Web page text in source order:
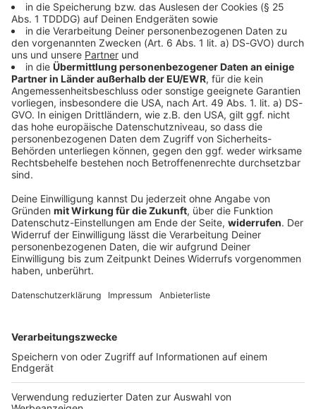
Bayern
Hohe Wellen auf Bodensee - Frau fällt von
Motorboot
Nach einem Unwetter suchen rund 200 Einsatzkräfte
den Bodensee nach einer Frau ab. Was hinter der
DEINE GEMERKTEN ARTIKEL
Du hast dir noch keine Artikel gemerkt